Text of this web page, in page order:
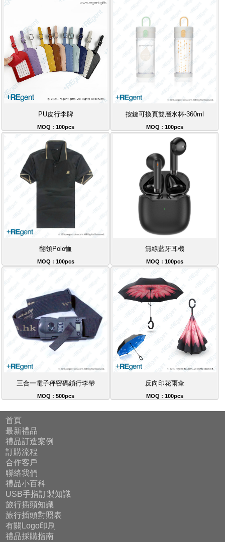
PU皮行李牌
MOQ : 100pcs
按鍵可換頁雙層水杯-360ml
MOQ : 100pcs
翻領Polo恤
MOQ : 100pcs
無線藍牙耳機
MOQ : 100pcs
三合一電子秤密碼鎖行李帶
MOQ : 500pcs
反向印花雨傘
MOQ : 100pcs
首頁
最新禮品
禮品訂造案例
訂購流程
合作客戶
聯絡我們
禮品小百科
USB手指訂製知識
旅行插頭知識
旅行插頭對照表
有關Logo印刷
禮品採購指南